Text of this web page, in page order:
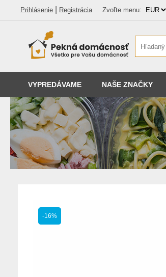
Prihlásenie Registrácia Zvoľte menu:
VYPREDÁVAME NAŠE ZNAČKY
-16%